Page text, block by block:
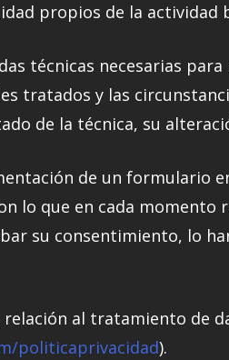
propios de la actividad
técnicas necesarias
tratados y las
de la técnica, su
de un formulario
lo que en cada
su consentimiento, lo
al tratamiento de
politicaprivacidad).